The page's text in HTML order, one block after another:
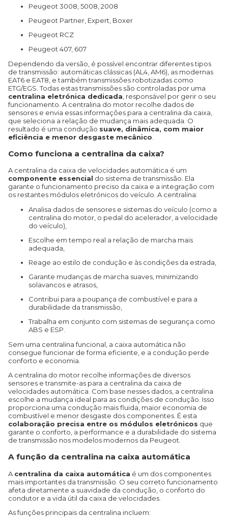
Peugeot 3008, 5008, 2008
Peugeot Partner, Expert, Boxer
Peugeot RCZ
Peugeot 407, 607
Dependendo da versão, é possível encontrar diferentes tipos
de transmissão: automáticas clássicas (AL4, AM6), as modernas
EAT6 e EAT8, e também transmissões robotizadas como
ETG/EGS. Todas estas transmissões são controladas por uma
centralina eletrónica dedicada , responsável por gerir o seu
funcionamento. A centralina do motor recolhe dados de
sensores e envia essas informações para a centralina da caixa,
que seleciona a relação de mudança mais adequada. O
resultado é uma condução suave, dinâmica, com maior
eficiência e menor desgaste mecânico
Como funciona a centralina da caixa?
A centralina da caixa de velocidades automática é um
componente essencial do sistema de transmissão. Ela
garante o funcionamento preciso da caixa e a integração com
os restantes módulos eletrónicos do veículo. A centralina:
Analisa dados de sensores e sistemas do veículo (como a
centralina do motor, o pedal do acelerador, a velocidade
do veículo),
Escolhe em tempo real a relação de marcha mais
adequada,
Reage ao estilo de condução e às condições da estrada,
Garante mudanças de marcha suaves, minimizando
solavancos e atrasos,
Contribui para a poupança de combustível e para a
durabilidade da transmissão,
Trabalha em conjunto com sistemas de segurança como
ABS e ESP.
Sem uma centralina funcional, a caixa automática não
consegue funcionar de forma eficiente, e a condução perde
conforto e economia.
A centralina do motor recolhe informações de diversos
sensores e transmite-as para a centralina da caixa de
velocidades automática. Com base nesses dados, a centralina
escolhe a mudança ideal para as condições de condução. Isso
proporciona uma condução mais fluida, maior economia de
combustível e menor desgaste dos componentes. É esta
colaboração precisa entre os módulos eletrónicos que
garante o conforto, a performance e a durabilidade do sistema
de transmissão nos modelos modernos da Peugeot.
A função da centralina na caixa automática
A centralina da caixa automática é um dos componentes
mais importantes da transmissão. O seu correto funcionamento
afeta diretamente a suavidade da condução, o conforto do
condutor e a vida útil da caixa de velocidades.
As funções principais da centralina incluem: